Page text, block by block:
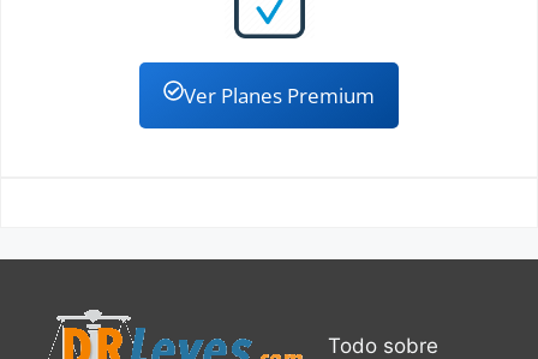
Ver Planes Premium
Todo sobre